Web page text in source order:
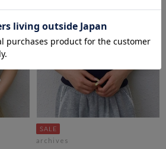
archives